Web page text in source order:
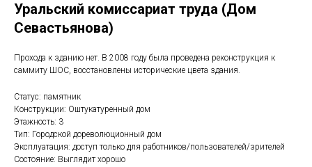
Уральский комиссариат труда (Дом
Севастьянова)
Прохода к зданию нет. В 2008 году была проведена реконструкция к
саммиту ШОС, восстановлены исторические цвета здания.
Статус: памятник
Конструкции: Оштукатуренный дом
Этажность: 3
Тип: Городской дореволюционный дом
Эксплуатация: доступ только для работников/пользователей/зрителей
Состояние: Выглядит хорошо